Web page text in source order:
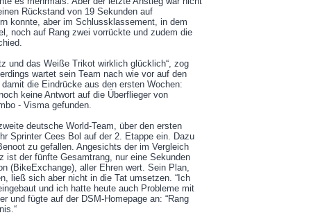
Rückstand von 19 Sekunden auf
konnte, aber im Schlussklassement, in dem
noch auf Rang zwei vorrückte und zudem die
und das Weiße Trikot wirklich glücklich“, zog
wartet sein Team nach wie vor auf den
die Eindrücke aus den ersten Wochen:
keine Antwort auf die Überflieger von
- Visma gefunden.
deutsche World-Team, über den ersten
Sprinter Cees Bol auf der 2. Etappe ein. Dazu
zu gefallen. Angesichts der im Vergleich
ist der fünfte Gesamtrang, nur eine Sekunden
(BikeExchange), aller Ehren wert. Sein Plan,
ließ sich aber nicht in die Tat umsetzen. “Ich
und ich hatte heute auch Probleme mit
und fügte auf der DSM-Homepage an: “Rang